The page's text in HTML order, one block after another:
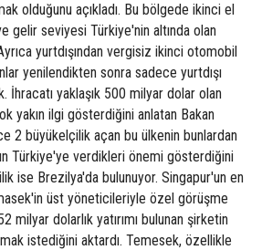
olduğunu açıkladı. Bu bölgede ikinci el
gelir seviyesi Türkiye'nin altında olan
yurtdışından vergisiz ikinci otomobil
yenilendikten sonra sadece yurtdışı
İhracatı yaklaşık 500 milyar dolar olan
yakın ilgi gösterdiğini anlatan Bakan
2 büyükelçilik açan bu ülkenin bunlardan
Türkiye'ye verdikleri önemi gösterdiğini
ise Brezilya'da bulunuyor. Singapur'un en
üst yöneticileriyle özel görüşme
milyar dolarlık yatırımı bulunan şirketin
istediğini aktardı. Temesek, özellikle